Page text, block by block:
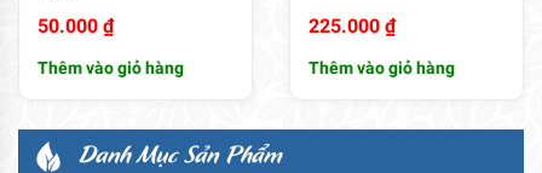
50.000 ₫
Thêm vào giỏ hàng
225.000 ₫
Thêm vào giỏ hàng
Danh Mục Sản Phẩm